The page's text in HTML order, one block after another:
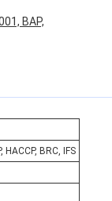
BAP,
BRC, IFS